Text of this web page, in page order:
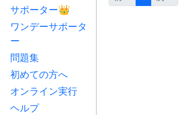
サポーター👑
ワンデーサポータ
ー
問題集
初めての方へ
オンライン実行
ヘルプ